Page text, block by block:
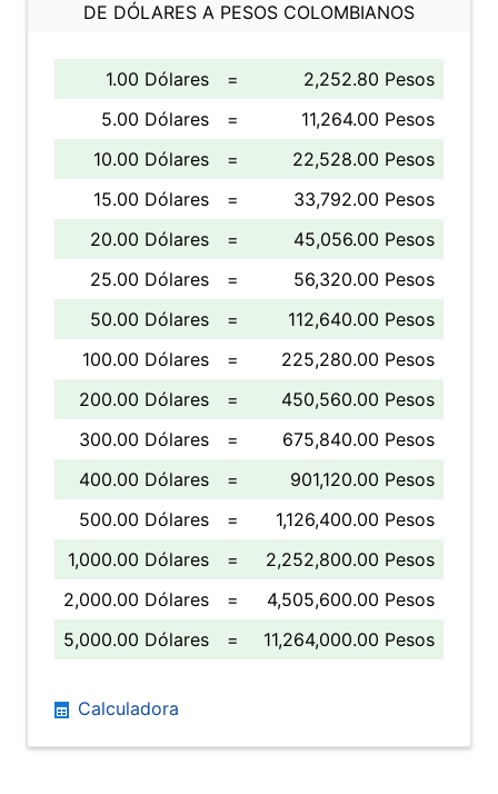
DE DÓLARES A PESOS COLOMBIANOS
1.00 Dólares =
2,252.80 Pesos
5.00 Dólares
=
11,264.00 Pesos
10.00 Dólares
=
22,528.00 Pesos
15.00 Dólares
=
33,792.00 Pesos
20.00 Dólares
=
45,056.00 Pesos
25.00 Dólares
=
56,320.00 Pesos
50.00 Dólares
=
112,640.00 Pesos
100.00 Dólares
=
225,280.00 Pesos
200.00 Dólares
=
450,560.00 Pesos
300.00 Dólares
=
675,840.00 Pesos
400.00 Dólares
=
901,120.00 Pesos
500.00 Dólares
=
1,126,400.00 Pesos
1,000.00 Dólares
=
2,252,800.00 Pesos
2,000.00 Dólares
=
4,505,600.00 Pesos
5,000.00 Dólares
= 11,264,000.00 Pesos
Calculadora